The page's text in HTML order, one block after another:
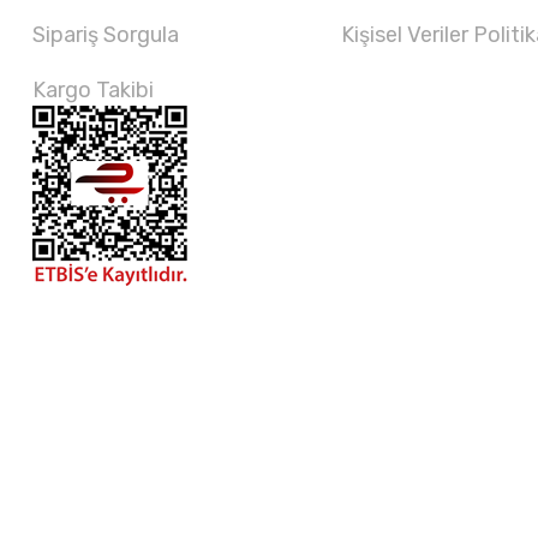
Sipariş Sorgula
Kargo Takibi
Kişisel Veriler